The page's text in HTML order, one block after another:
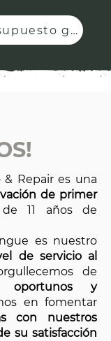
Solicitar presupuesto gratuito
& Repair es una
de primer
11 años de
es nuestro
de servicio al
de
oportunos y
en fomentar
con nuestros
su satisfacción